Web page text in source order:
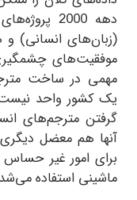
دهه 2000
(زبان‌های انسانی)
موفقیت‌های
مهمی در ساخت
یک کشور واحد
گرفتن مترجم‌های
آنها هم معضل دیگری
برای امور غیر حساس
ماشینی استفاده